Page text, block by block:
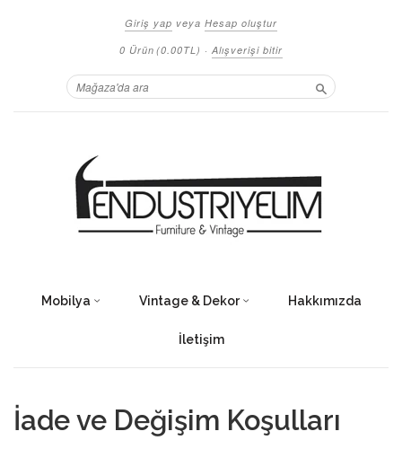
Giriş yap veya Hesap oluştur
0 Ürün (0.00TL) · Alışverişi bitir
Ara
Mobilya Vintage & Dekor Hakkımızda
İletişim
İade ve Değişim Koşulları